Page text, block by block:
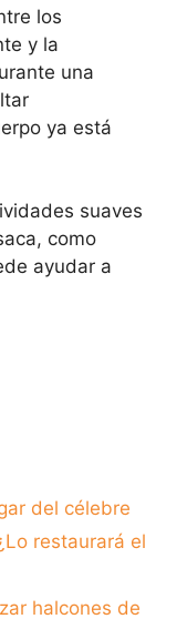
los
y la
una
ya está
suaves
como
ayudar a
del célebre
restaurará el
halcones de